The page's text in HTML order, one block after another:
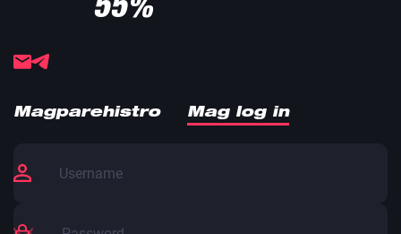
Magparehistro Mag log in